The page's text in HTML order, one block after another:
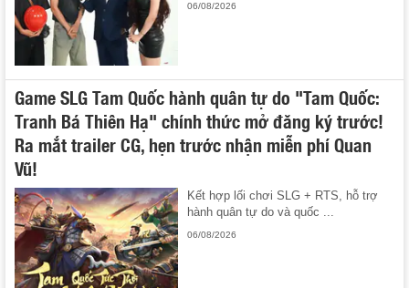
06/08/2026
Game SLG Tam Quốc hành quân tự do "Tam Quốc:
Tranh Bá Thiên Hạ" chính thức mở đăng ký trước!
Ra mắt trailer CG, hẹn trước nhận miễn phí Quan
Vũ!
Kết hợp lối chơi SLG + RTS, hỗ trợ
hành quân tự do và quốc ...
06/08/2026